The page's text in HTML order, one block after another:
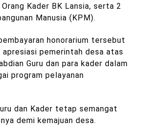
Kader BK Lansia, serta 2
Manusia (KPM).
honorarium tersebut
apresiasi pemerintah desa atas
Guru dan para kader dalam
program pelayanan
dan Kader tetap semangat
demi kemajuan desa.